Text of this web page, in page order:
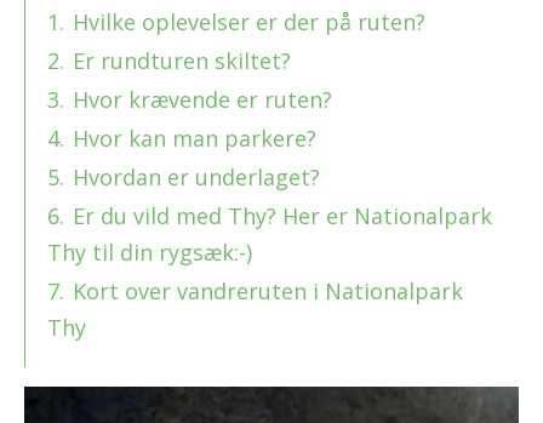
1. Hvilke oplevelser er der på ruten?
2. Er rundturen skiltet?
3. Hvor krævende er ruten?
4. Hvor kan man parkere?
5. Hvordan er underlaget?
6. Er du vild med Thy? Her er Nationalpark
Thy til din rygsæk:-)
7. Kort over vandreruten i Nationalpark
Thy